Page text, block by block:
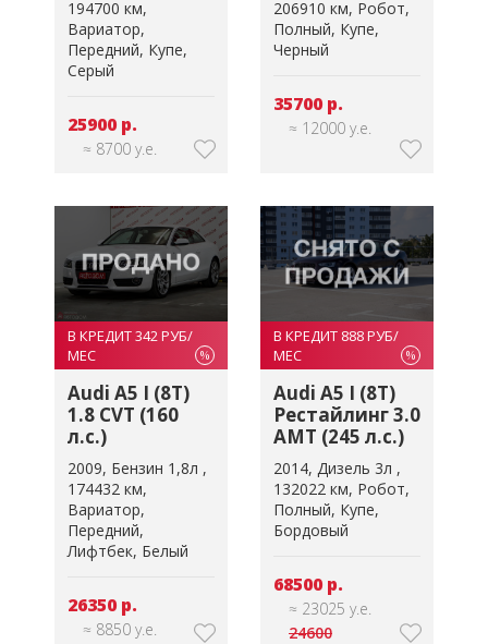
194700 км
Вариатор
Передний Купе
Серый
25900 р.
≈ 8700 у.е.
206910 км Робот
Полный Купе
Черный
35700 р.
≈ 12000 у.е.
В КРЕДИТ 342 РУБ/
МЕС
%
Audi A5 I (8T)
1.8 CVT (160
л.с.)
2009 Бензин 1,8л
174432 км
Вариатор
Передний
Лифтбек Белый
26350 р.
≈ 8850 у.е.
В КРЕДИТ 888 РУБ/
МЕС
%
Audi A5 I (8T)
Рестайлинг 3.0
AMT (245 л.с.)
2014 Дизель 3л
132022 км Робот
Полный Купе
Бордовый
68500 р.
≈ 23025 у.е.
24600